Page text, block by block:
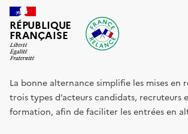
RÉPUBLIQUE
FRANÇAISE
La bonne alternance simplifie les mises en
trois types d’acteurs candidats, recruteurs
formation, afin de faciliter les entrées en